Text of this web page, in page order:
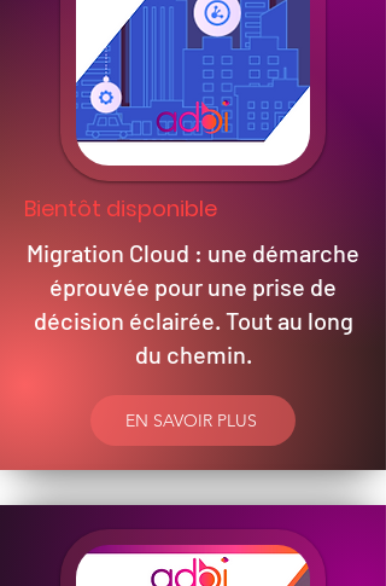
Bientôt disponible
Migration Cloud : une démarche
éprouvée pour une prise de
décision éclairée. Tout au long
du chemin.
EN SAVOIR PLUS